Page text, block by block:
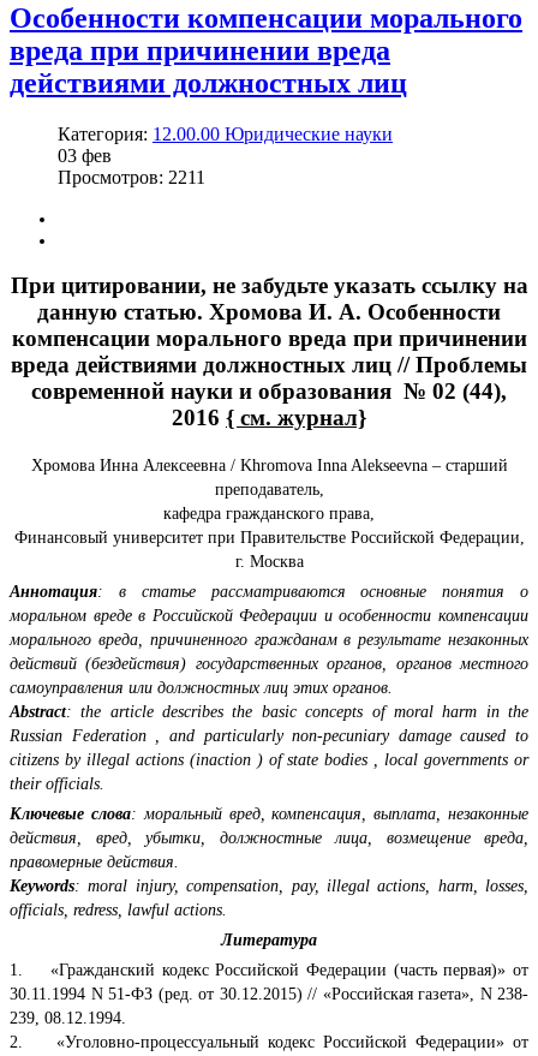
Особенности компенсации морального
вреда при причинении вреда
действиями должностных лиц
Категория: 12.00.00 Юридические науки
03 фев
Просмотров: 2211
При цитировании, не забудьте указать ссылку на
данную статью. Хромова И. А. Особенности
компенсации морального вреда при причинении
вреда действиями должностных лиц // Проблемы
современной науки и образования № 02 (44),
2016 { см. журнал}
Хромова Инна Алексеевна / Khromova Inna Alekseevna – старший
преподаватель,
кафедра гражданского права,
Финансовый университет при Правительстве Российской Федерации,
г. Москва
Аннотация: в статье рассматриваются основные понятия о
моральном вреде в Российской Федерации и особенности компенсации
морального вреда, причиненного гражданам в результате незаконных
действий (бездействия) государственных органов, органов местного
самоуправления или должностных лиц этих органов.
Abstract: the article describes the basic concepts of moral harm in the
Russian Federation , and particularly non-pecuniary damage caused to
citizens by illegal actions (inaction ) of state bodies , local governments or
their officials.
Ключевые слова: моральный вред, компенсация, выплата, незаконные
действия, вред, убытки, должностные лица, возмещение вреда,
правомерные действия.
Keywords: moral injury, compensation, pay, illegal actions, harm, losses,
officials, redress, lawful actions.
Литература
1. «Гражданский кодекс Российской Федерации (часть первая)» от
30.11.1994 N 51-ФЗ (ред. от 30.12.2015) // «Российская газета», N 238-
239, 08.12.1994.
2. «Уголовно-процессуальный кодекс Российской Федерации» от